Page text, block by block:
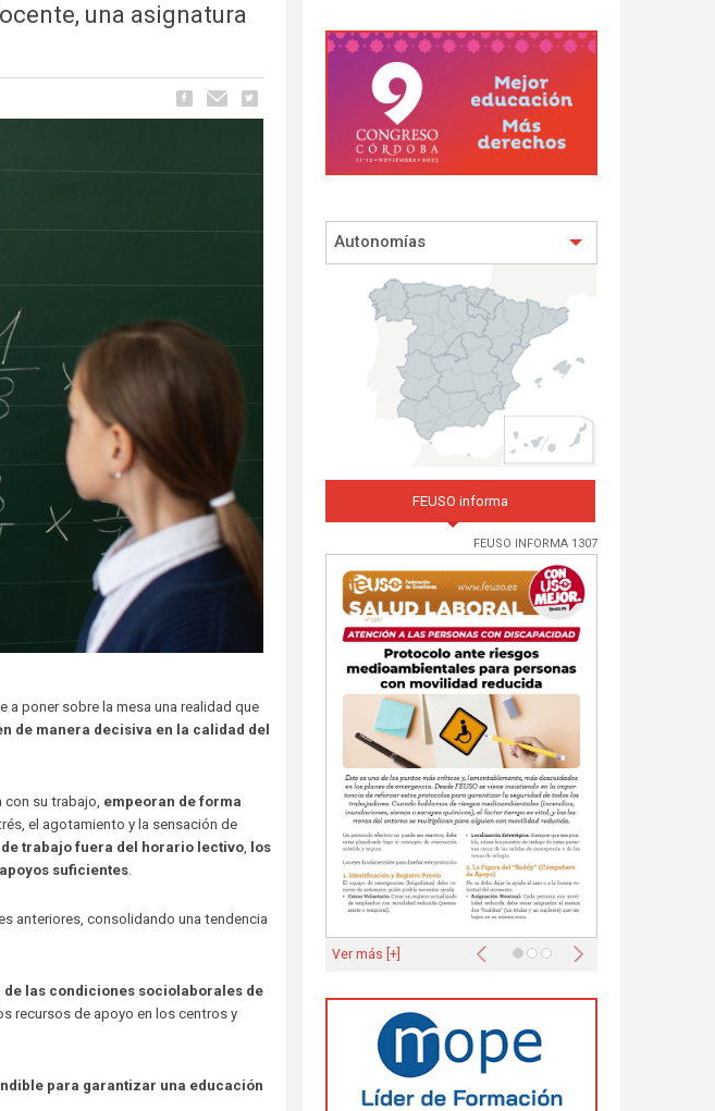
una asignatura
a poner sobre la mesa una realidad que
de manera decisiva en la calidad del
su trabajo, empeoran de forma
el agotamiento y la sensación de
trabajo fuera del horario lectivo los
suficientes
anteriores, consolidando una tendencia
las condiciones sociolaborales de
recursos de apoyo en los centros y
para garantizar una educación
Autonomías
FEUSO informa
FEUSO INFORMA 1307
Anterior Siguiente
Ver más [+]